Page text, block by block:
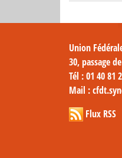
Union
30, passage
Tél : 01 40 81
Mail :
Flux RSS